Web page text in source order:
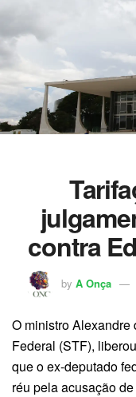
contra
by A Onça
O ministro Alexandre
Federal (STF),
que o ex-deputado
réu pela acusação